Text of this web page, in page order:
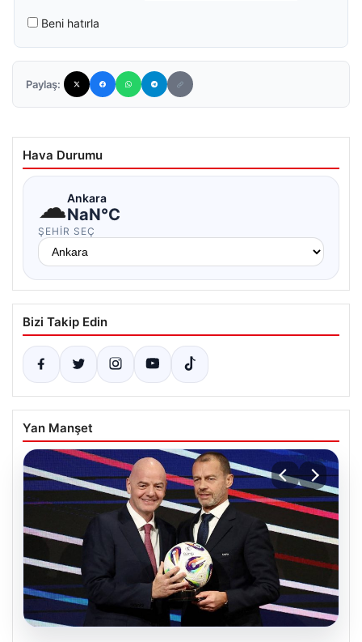
Beni hatırla
Paylaş:
Hava Durumu
☁Ankara
NaN°C
ŞEHIR SEÇ
Bizi Takip Edin
Yan Manşet